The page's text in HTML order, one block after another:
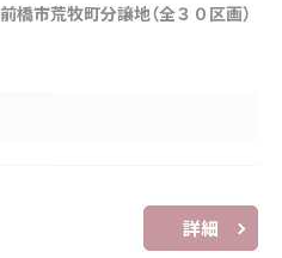
前橋市荒牧町分譲地（全３０区画）
詳細